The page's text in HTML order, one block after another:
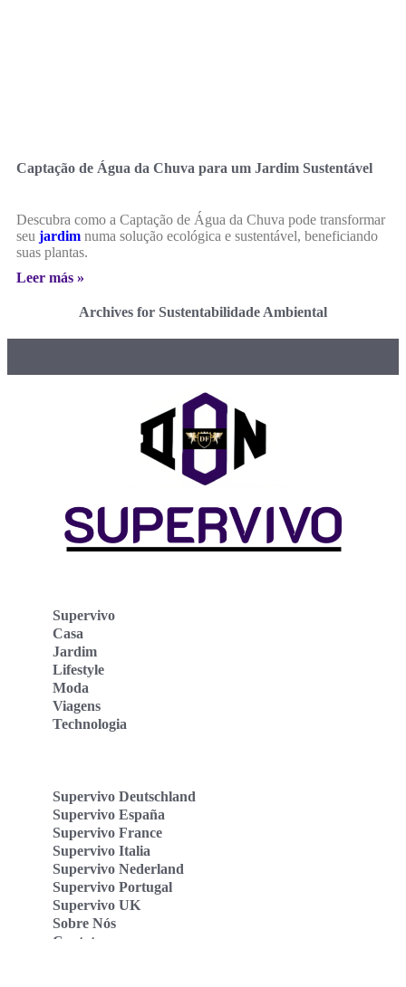
Captação de Água da Chuva para um Jardim Sustentável
Descubra como a Captação de Água da Chuva pode transformar
seu jardim numa solução ecológica e sustentável, beneficiando
suas plantas.
Leer más »
Archives for Sustentabilidade Ambiental
Supervivo
Casa
Jardim
Lifestyle
Moda
Viagens
Technologia
Supervivo Deutschland
Supervivo España
Supervivo France
Supervivo Italia
Supervivo Nederland
Supervivo Portugal
Supervivo UK
Sobre Nós
Contato